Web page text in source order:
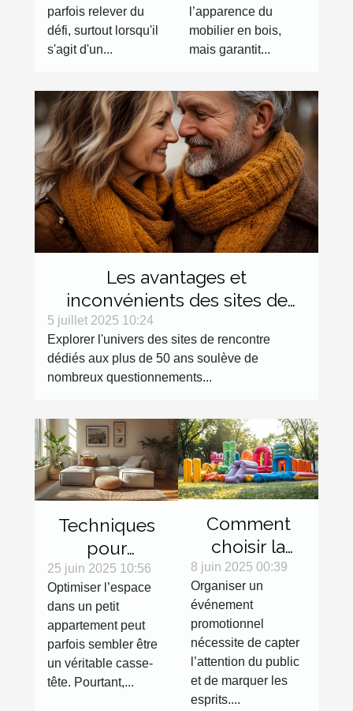
parfois relever du
défi, surtout lorsqu'il
s'agit d'un...
l’apparence du
mobilier en bois,
mais garantit...
Les avantages et
inconvénients des sites de
rencontre dédiés aux plus de
50 ans
5 juillet 2025 10:24
Explorer l'univers des sites de rencontre
dédiés aux plus de 50 ans soulève de
nombreux questionnements...
Techniques
pour
maximiser
l'espace dans
les petits
appartements
25 juin 2025 10:56
Optimiser l’espace
dans un petit
appartement peut
parfois sembler être
un véritable casse-
tête. Pourtant,...
Comment
choisir la
meilleure
structure
gonflable
pour votre
événement
promotionnel
8 juin 2025 00:39
Organiser un
événement
promotionnel
nécessite de capter
l’attention du public
et de marquer les
esprits....